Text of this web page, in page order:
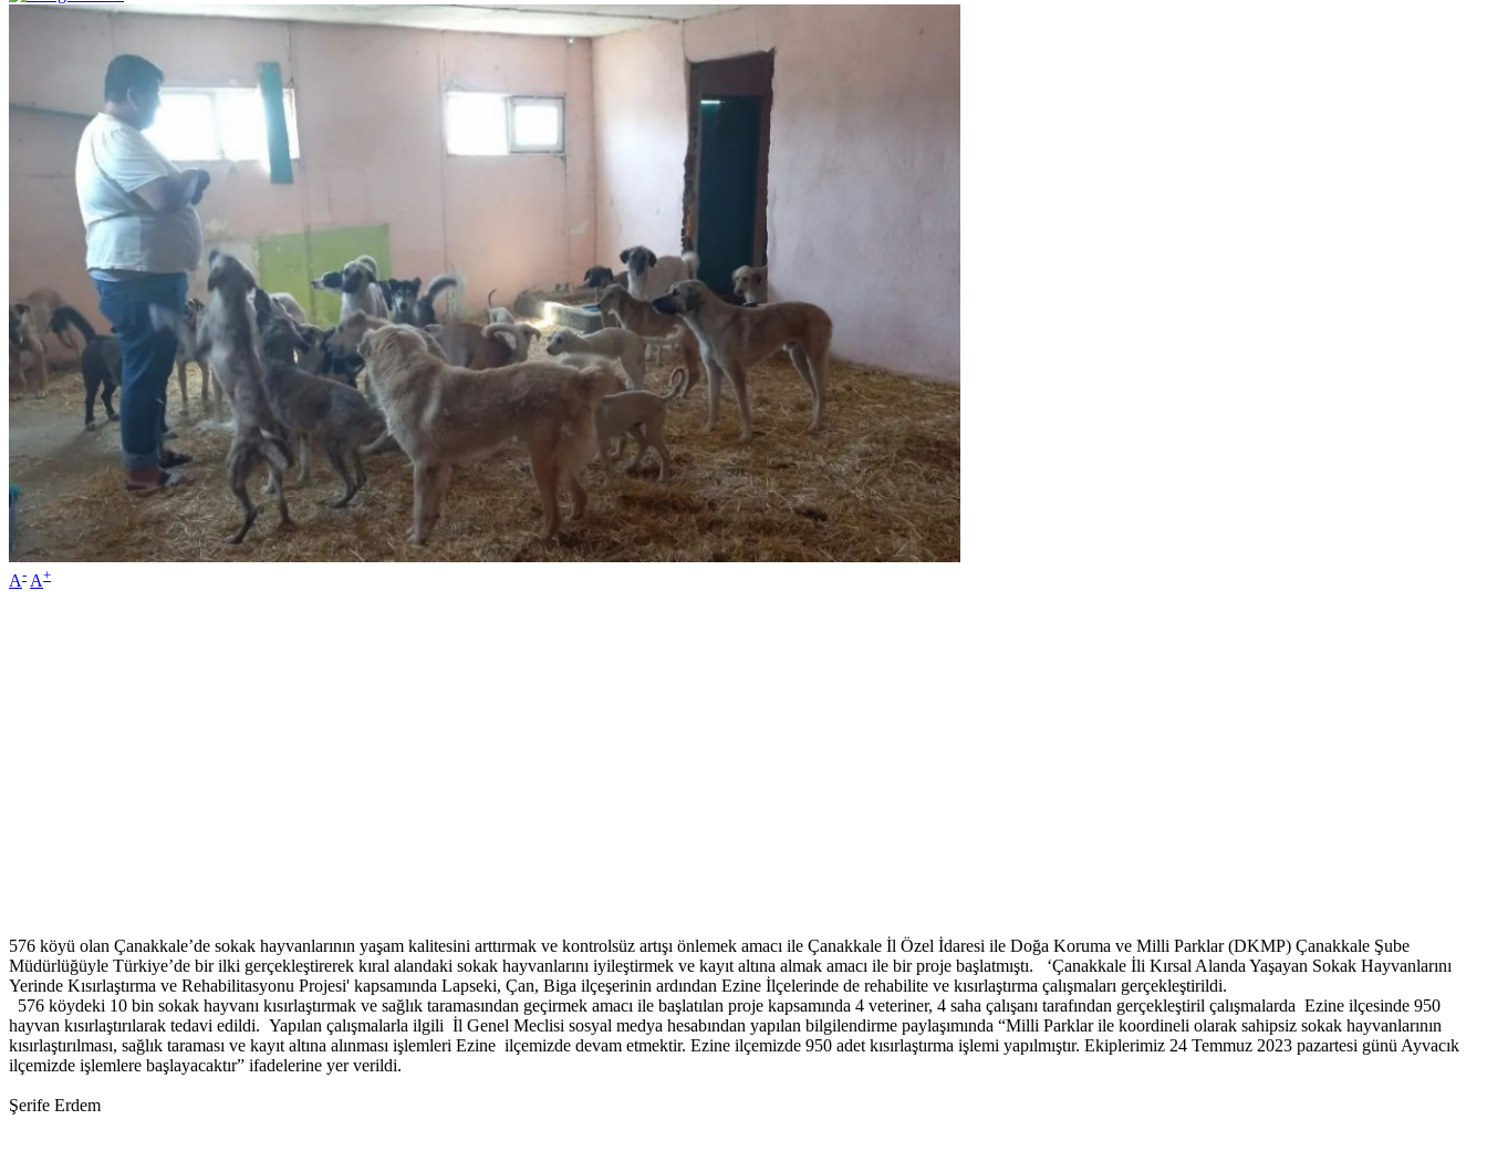
A- A+
576 köyü olan Çanakkale’de sokak hayvanlarının yaşam kalitesini arttırmak ve kontrolsüz artışı önlemek amacı ile Çanakkale İl Özel İdaresi ile Doğa Koruma ve Milli Parklar (DKMP) Çanakkale Şube
Müdürlüğüyle Türkiye’de bir ilki gerçekleştirerek kıral alandaki sokak hayvanlarını iyileştirmek ve kayıt altına almak amacı ile bir proje başlatmıştı. ‘Çanakkale İli Kırsal Alanda Yaşayan Sokak Hayvanlarını
Yerinde Kısırlaştırma ve Rehabilitasyonu Projesi' kapsamında Lapseki, Çan, Biga ilçeşerinin ardından Ezine İlçelerinde de rehabilite ve kısırlaştırma çalışmaları gerçekleştirildi.
576 köydeki 10 bin sokak hayvanı kısırlaştırmak ve sağlık taramasından geçirmek amacı ile başlatılan proje kapsamında 4 veteriner, 4 saha çalışanı tarafından gerçekleştiril çalışmalarda Ezine ilçesinde 950
hayvan kısırlaştırılarak tedavi edildi. Yapılan çalışmalarla ilgili İl Genel Meclisi sosyal medya hesabından yapılan bilgilendirme paylaşımında “Milli Parklar ile koordineli olarak sahipsiz sokak hayvanlarının
kısırlaştırılması, sağlık taraması ve kayıt altına alınması işlemleri Ezine ilçemizde devam etmektir. Ezine ilçemizde 950 adet kısırlaştırma işlemi yapılmıştır. Ekiplerimiz 24 Temmuz 2023 pazartesi günü Ayvacık
ilçemizde işlemlere başlayacaktır” ifadelerine yer verildi.
Şerife Erdem